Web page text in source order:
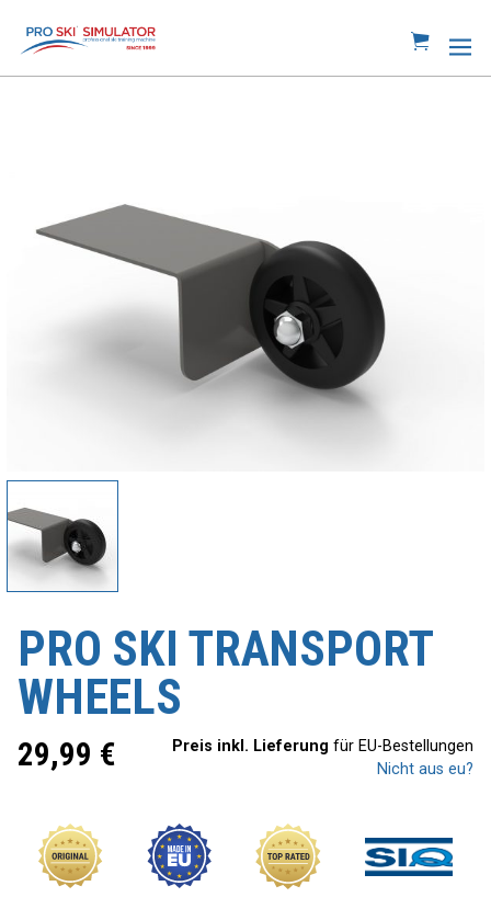
PRO SKI TRANSPORT
WHEELS
29,99 € Preis inkl. Lieferung für EU-Bestellungen
Nicht aus eu?